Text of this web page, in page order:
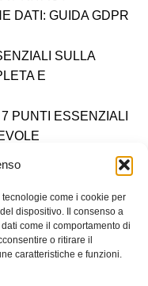
come i cookie per
dispositivo. Il consenso a
come il comportamento di
o ritirare il
caratteristiche e funzioni.
DATI: GUIDA GDPR
SULLA
E
PUNTI ESSENZIALI
IMPRINT